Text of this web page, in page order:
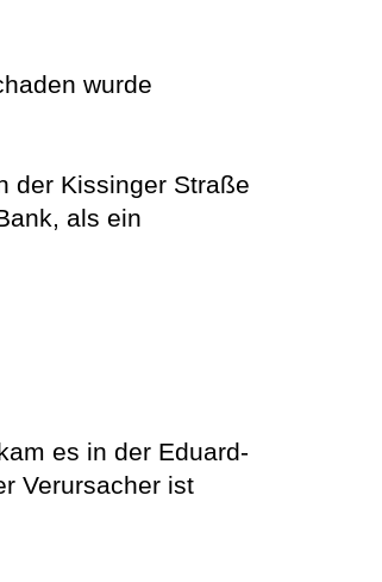
wurde
der Kissinger Straße
als ein
es in der Eduard-
Verursacher ist